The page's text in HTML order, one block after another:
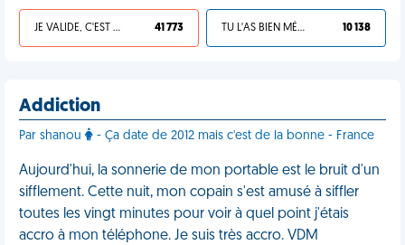
JE VALIDE, C'EST UNE VDM 41 773 TU L'AS BIEN MÉRITÉ 10 138
Addiction
Par shanou - Ça date de 2012 mais c'est de la bonne - France
Aujourd'hui, la sonnerie de mon portable est le bruit d'un
sifflement. Cette nuit, mon copain s'est amusé à siffler
toutes les vingt minutes pour voir à quel point j'étais
accro à mon téléphone. Je suis très accro. VDM